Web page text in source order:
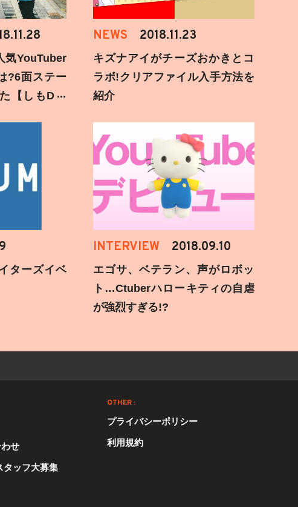
気YouTuber
?6面ステー
【しもD遅
NEWS 2018.11.23
キズナアイがチーズおかきとコ
ラボ!クリアファイル入手方法を
紹介
ターズイベ
INTERVIEW 2018.09.10
エゴサ、ベテラン、声がロボッ
ト…Ctuberハローキティの自虐
が強烈すぎる!?
せ
タッフ大募集
OTHER :
プライバシーポリシー
利用規約